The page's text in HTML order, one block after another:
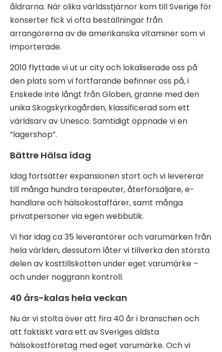
åldrarna. När olika världsstjärnor kom till Sverige för
konserter fick vi ofta beställningar från
arrangörerna av de amerikanska vitaminer som vi
importerade.
2010 flyttade vi ut ur city och lokaliserade oss på
den plats som vi fortfarande befinner oss på, i
Enskede inte långt från Globen, granne med den
unika Skogskyrkogården, klassificerad som ett
världsarv av Unesco. Samtidigt öppnade vi en
”lagershop”.
Bättre Hälsa idag
Idag fortsätter expansionen stort och vi levererar
till många hundra terapeuter, återförsäljare, e-
handlare och hälsokostaffärer, samt många
privatpersoner via egen webbutik.
Vi har idag ca 35 leverantörer och varumärken från
hela världen, dessutom låter vi tillverka den största
delen av kosttillskotten under eget varumärke –
och under noggrann kontroll.
40 års-kalas hela veckan
Nu är vi stolta över att fira 40 år i branschen och
att faktiskt vara ett av Sveriges äldsta
hälsokostföretag med eget varumärke. Och vi